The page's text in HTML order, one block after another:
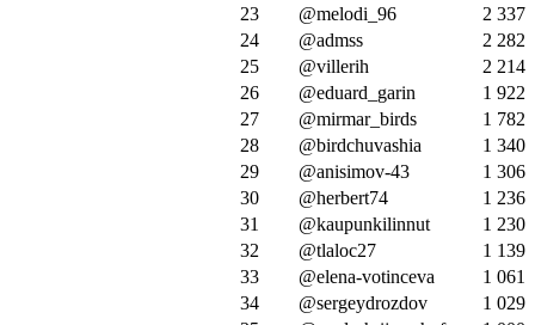
23
@melodi_96
2 337
24
@admss
2 282
25
@villerih
2 214
26
@eduard_garin
1 922
27
@mirmar_birds
1 782
28
@birdchuvashia
1 340
29
@anisimov-43
1 306
30
@herbert74
1 236
31
@kaupunkilinnut
1 230
32
@tlaloc27
1 139
33
@elena-votinceva
1 061
34
@sergeydrozdov
1 029